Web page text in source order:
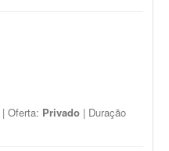
| Oferta: Privado | Duração